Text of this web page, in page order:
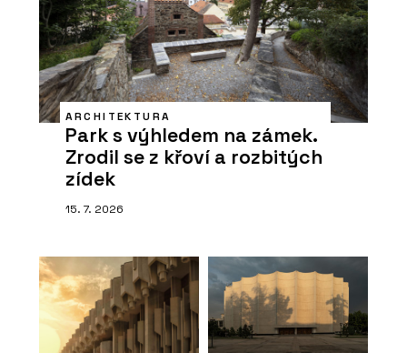
ARCHITEKTURA
Park s výhledem na zámek.
Zrodil se z křoví a rozbitých
zídek
15. 7. 2026